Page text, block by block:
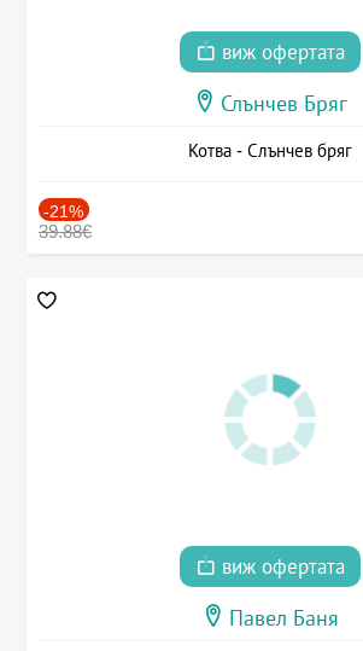
виж офертата
Слънчев Бряг
Котва - Слънчев бряг
-21%
39.88€
виж офертата
Павел Баня